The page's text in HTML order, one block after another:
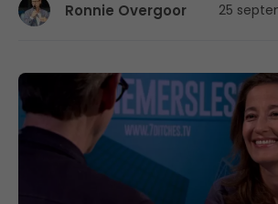
Ronnie Overgoor 25